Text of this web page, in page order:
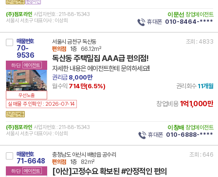
(주)점포라인 사업자번호 : 211-88-15343
서울시 서초구 대표이사 : 이상희
이문선 창업에이전트
휴대폰 010-8464-****
매물번호
70-
9536
하단 에이전트
우선노출
서울시 금천구 독산동
조회 : 4833
편의점
1층 66.12m²
독산동 주택밀집 AAA급 편의점!
자세한 내용은 에이전트한테 문의하세요!!
권리금8,000만
월수익 714만(6.5%) 권리회수 11개월
실매물 주인확인 : 2026-07-14 창업비용1억1,000만
(주)점포라인 사업자번호 : 211-88-15343
서울시 서초구 대표이사 : 이상희
이창배 창업에이전트
휴대폰 010-6888-****
매물번호
71-6648
하단 에이전트
충청남도 아산시 배방읍 공수리
조회 : 646
편의점
1층 82m²
[아산]고정수요 확보된 #안정적인 편의